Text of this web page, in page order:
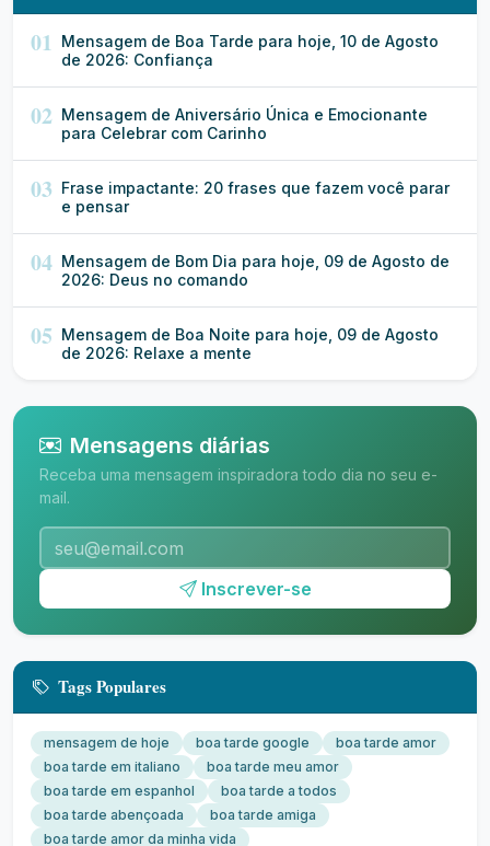
01 Mensagem de Boa Tarde para hoje, 10 de Agosto
de 2026: Confiança
02 Mensagem de Aniversário Única e Emocionante
para Celebrar com Carinho
03 Frase impactante: 20 frases que fazem você parar
e pensar
04 Mensagem de Bom Dia para hoje, 09 de Agosto de
2026: Deus no comando
05 Mensagem de Boa Noite para hoje, 09 de Agosto
de 2026: Relaxe a mente
Mensagens diárias
Receba uma mensagem inspiradora todo dia no seu e-
mail.
Inscrever-se
Tags Populares
mensagem de hoje boa tarde google
boa tarde amor
boa tarde em italiano
boa tarde meu amor
boa tarde em espanhol
boa tarde a todos
boa tarde abençoada
boa tarde amiga
boa tarde amor da minha vida